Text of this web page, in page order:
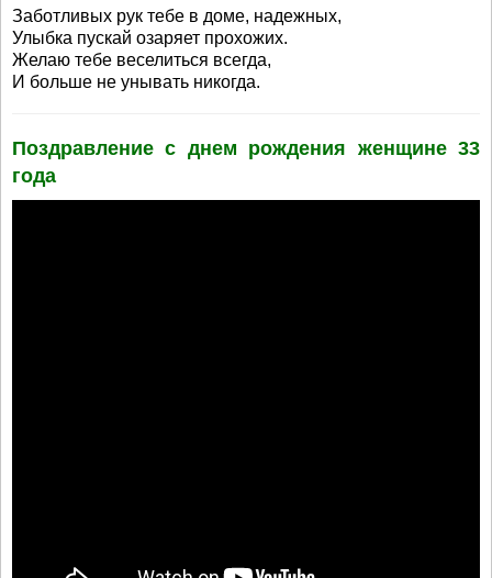
Заботливых рук тебе в доме, надежных,
Улыбка пускай озаряет прохожих.
Желаю тебе веселиться всегда,
И больше не унывать никогда.
Поздравление с днем рождения женщине 33
года